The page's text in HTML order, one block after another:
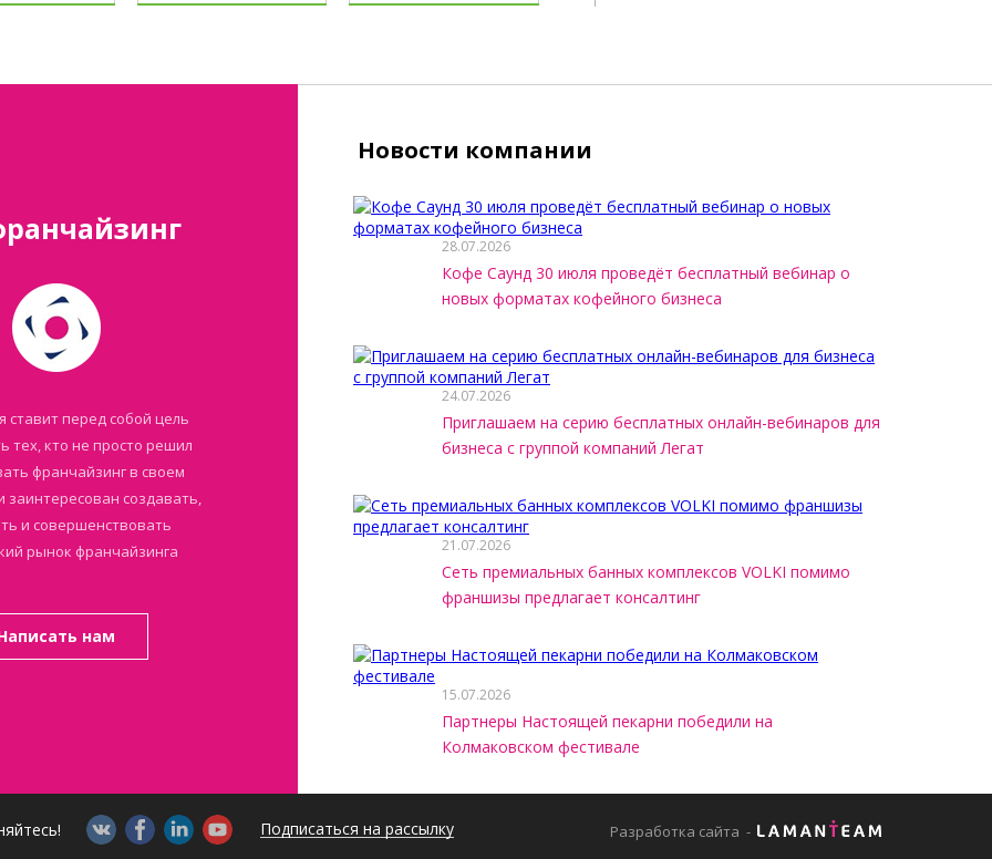
ставит перед собой цель
тех, кто не просто решил
франчайзинг в своем
заинтересован создавать,
и совершенствовать
рынок франчайзинга
нам
Новости компании
28.07.2026
Кофе Саунд 30 июля проведёт бесплатный вебинар о
новых форматах кофейного бизнеса
24.07.2026
Приглашаем на серию бесплатных онлайн-вебинаров для
бизнеса с группой компаний Легат
21.07.2026
Сеть премиальных банных комплексов VOLKI помимо
франшизы предлагает консалтинг
15.07.2026
Партнеры Настоящей пекарни победили на
Колмаковском фестивале
Подписаться на рассылку Разработка сайта -